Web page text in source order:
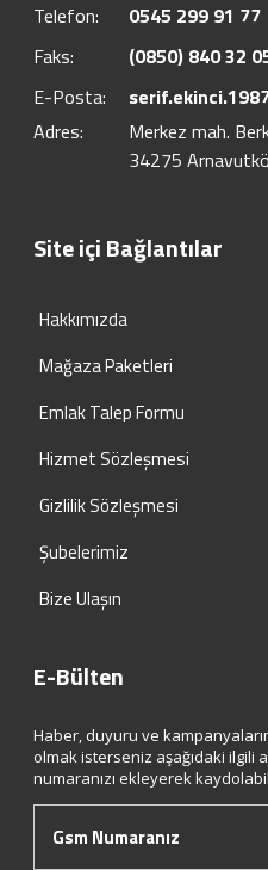
Telefon:
0545 299 91 77
Faks:
(0850) 840 32
E-Posta:
Adres:
Merkez mah.
34275
Site içi Bağlantılar
Hakkımızda
Mağaza Paketleri
Emlak Talep Formu
Hizmet Sözleşmesi
Gizlilik Sözleşmesi
Şubelerimiz
Bize Ulaşın
E-Bülten
Haber, duyuru ve
olmak isterseniz aşağıdaki ilgili
numaranızı ekleyerek